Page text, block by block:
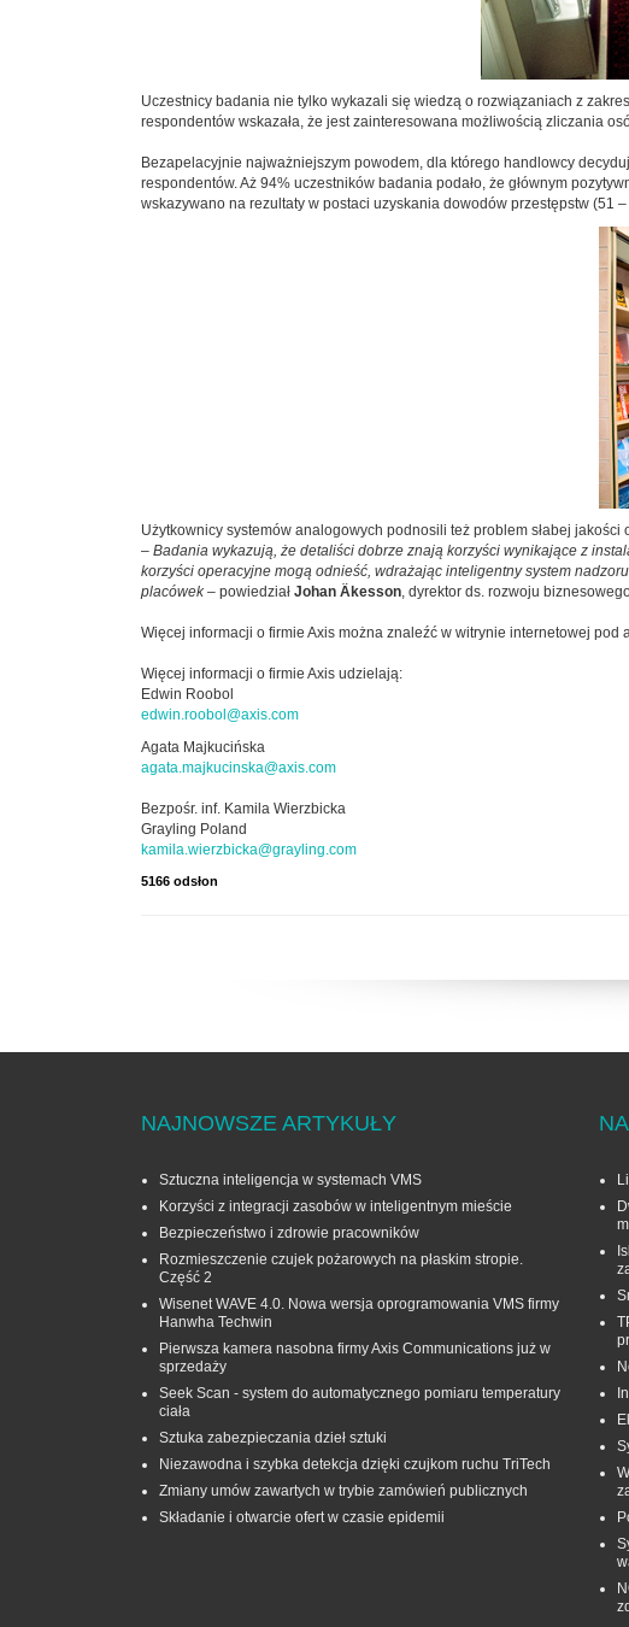
Uczestnicy badania nie tylko wykazali się wiedzą o rozwiązaniach z
respondentów wskazała, że jest zainteresowana możliwością zliczania
Bezapelacyjnie najważniejszym powodem, dla którego handlowcy
respondentów. Aż 94% uczestników badania podało, że głównym
wskazywano na rezultaty w postaci uzyskania dowodów przestępstw (51
Użytkownicy systemów analogowych podnosili też problem słabej
– Badania wykazują, że detaliści dobrze znają korzyści wynikające z
korzyści operacyjne mogą odnieść, wdrażając inteligentny system
placówek– powiedział Johan Äkesson, dyrektor ds. rozwoju
Więcej informacji o firmie Axis można znaleźć w witrynie internetowej pod
Więcej informacji o firmie Axis udzielają:
Edwin Roobol
edwin.roobol@axis.com
Agata Majkucińska
agata.majkucinska@axis.com
Bezpośr. inf. Kamila Wierzbicka
Grayling Poland
kamila.wierzbicka@grayling.com
5166 odsłon
NAJNOWSZE ARTYKUŁY
Sztuczna inteligencja w systemach VMS
Korzyści z integracji zasobów w inteligentnym mieście
Bezpieczeństwo i zdrowie pracowników
Rozmieszczenie czujek pożarowych na płaskim stropie.
Część 2
Wisenet WAVE 4.0. Nowa wersja oprogramowania VMS firmy
Hanwha Techwin
Pierwsza kamera nasobna firmy Axis Communications już w
sprzedaży
Seek Scan - system do automatycznego pomiaru temperatury
ciała
Sztuka zabezpieczania dzieł sztuki
Niezawodna i szybka detekcja dzięki czujkom ruchu TriTech
Zmiany umów zawartych w trybie zamówień publicznych
Składanie i otwarcie ofert w czasie epidemii